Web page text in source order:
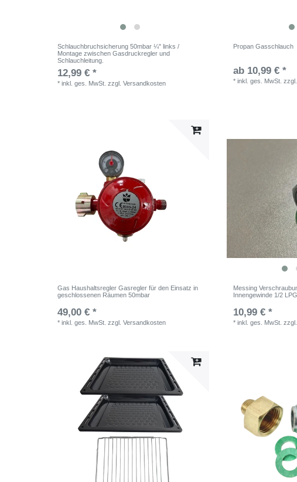
Schlauchbruchsicherung 50mbar ¼" links /
Montage zwischen Gasdruckregler und
Schlauchleitung.
12,99 € *
*inkl. ges. MwSt. zzgl.Versandkosten
Propan Gasschlauch
ab 10,99 € *
*inkl. ges. MwSt.
Gas Haushaltsregler Gasregler für den Einsatz in
geschlossenen Räumen 50mbar
49,00 € *
*inkl. ges. MwSt. zzgl.Versandkosten
Messing
Innengewinde 1/2
10,99 € *
*inkl. ges. MwSt.